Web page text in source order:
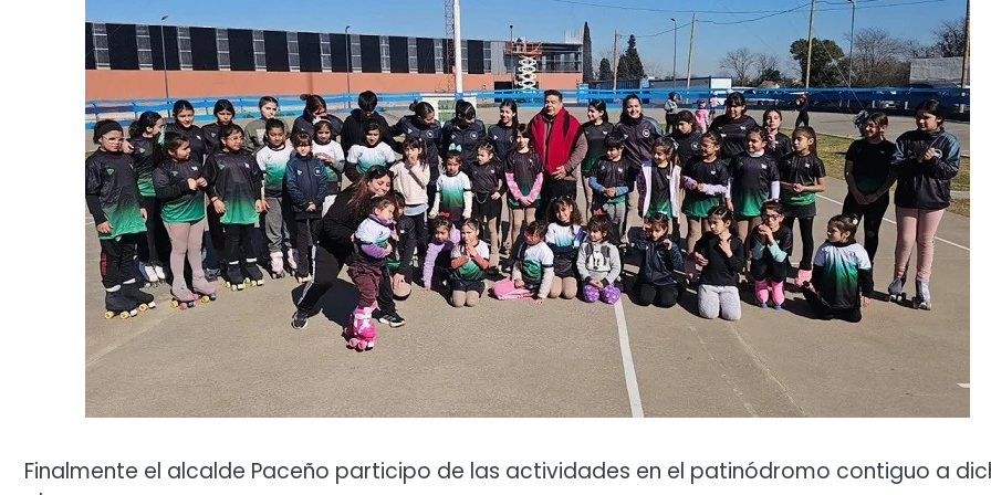
Finalmente el alcalde Paceño participo de las actividades en el patinódromo contiguo a